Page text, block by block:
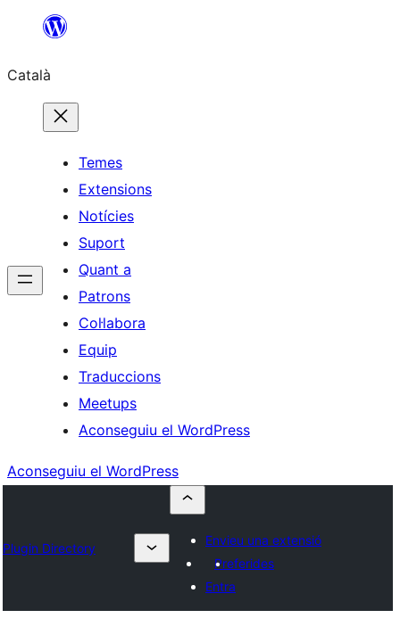
contingut
Català
Temes
Extensions
Notícies
Suport
Quant a
Patrons
Col·labora
Equip
Traduccions
Meetups
Aconseguiu el WordPress
Aconseguiu el WordPress
Plugin Directory
Envieu una extensió
Preferides
Entra